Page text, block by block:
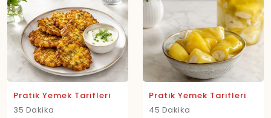
Pratik Yemek Tarifleri
35 Dakika
Pratik Yemek Tarifleri
45 Dakika